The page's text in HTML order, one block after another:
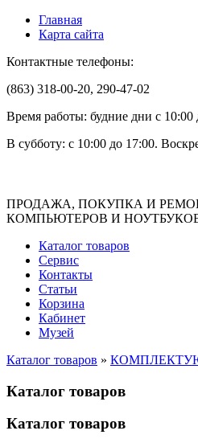
Главная
Карта сайта
Контактные телефоны:
(863) 318-00-20, 290-47-02
Время работы: будние дни с 10:00
В субботу: с 10:00 до 17:00.
ПРОДАЖА, ПОКУПКА И
КОМПЬЮТЕРОВ И
Каталог товаров
Сервис
Контакты
Статьи
Корзина
Кабинет
Музей
Каталог товаров »
Каталог товаров
Каталог товаров